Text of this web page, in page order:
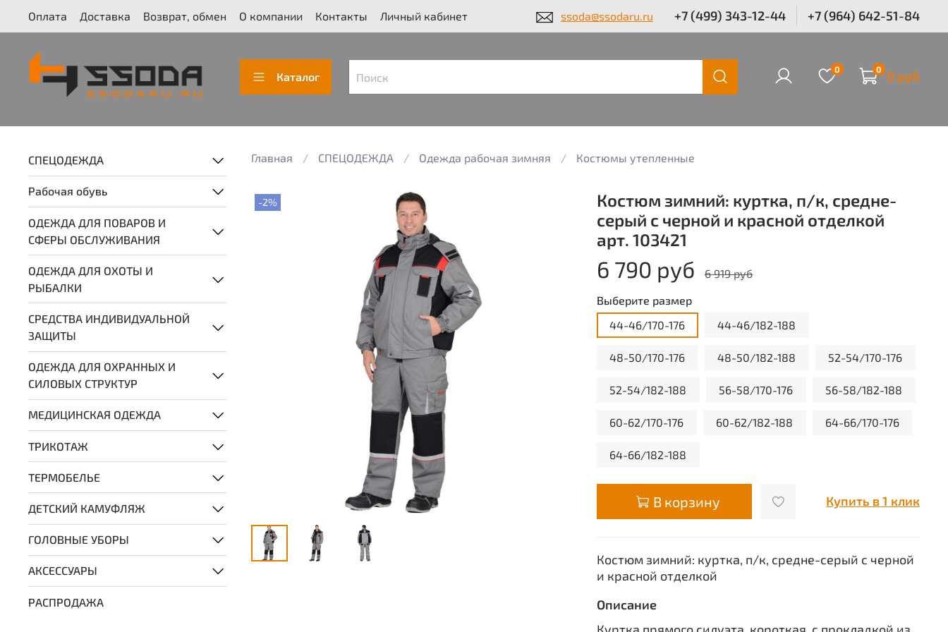
Оплата Доставка Возврат, обмен О компании Контакты Личный кабинет ssoda@ssodaru.ru +7 (499) 343-12-44 +7 (964) 642-51-84
Каталог
0 0 0 руб
Главная СПЕЦОДЕЖДА Одежда рабочая зимняя Костюмы утепленные
-2%
Костюм зимний: куртка, п/к, средне-
серый с черной и красной отделкой
арт. 103421
6 790 руб
6 919 руб
Выберите размер
44-46/170-176
44-46/182-188
48-50/170-176 48-50/182-188 52-54/170-176
52-54/182-188 56-58/170-176 56-58/182-188
60-62/170-176 60-62/182-188 64-66/170-176
64-66/182-188
В корзину Купить в 1 клик
Костюм зимний: куртка, п/к, средне-серый с черной
и красной отделкой
Описание
Куртка прямого силуэта, короткая, с прокладкой из
СПЕЦОДЕЖДА
Рабочая обувь
ОДЕЖДА ДЛЯ ПОВАРОВ И
СФЕРЫ ОБСЛУЖИВАНИЯ
ОДЕЖДА ДЛЯ ОХОТЫ И
РЫБАЛКИ
СРЕДСТВА ИНДИВИДУАЛЬНОЙ
ЗАЩИТЫ
ОДЕЖДА ДЛЯ ОХРАННЫХ И
СИЛОВЫХ СТРУКТУР
МЕДИЦИНСКАЯ ОДЕЖДА
ТРИКОТАЖ
ТЕРМОБЕЛЬЕ
ДЕТСКИЙ КАМУФЛЯЖ
ГОЛОВНЫЕ УБОРЫ
АКСЕССУАРЫ
РАСПРОДАЖА